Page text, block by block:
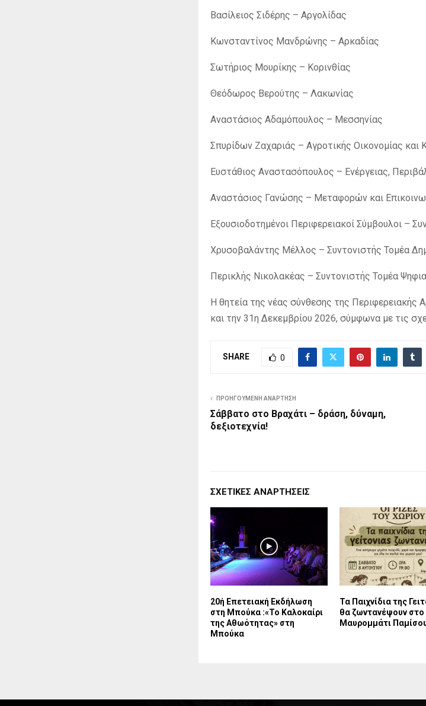
Βασίλειος Σιδέρης – Αργολίδας
Κωνσταντίνος Μανδρώνης – Αρκαδίας
Σωτήριος Μουρίκης – Κορινθίας
Θεόδωρος Βερούτης – Λακωνίας
Αναστάσιος Αδαμόπουλος – Μεσσηνίας
Σπυρίδων Ζαχαριάς – Αγροτικής Οικονομίας και
Ευστάθιος Αναστασόπουλος – Ενέργειας,
Αναστάσιος Γανώσης – Μεταφορών και
Εξουσιοδοτημένοι Περιφερειακοί Σύμβουλοι –
Χρυσοβαλάντης Μέλλος – Συντονιστής Τομέα
Περικλής Νικολακέας – Συντονιστής Τομέα
Η θητεία της νέας σύνθεσης της Περιφερειακής
και την 31η Δεκεμβρίου 2026, σύμφωνα με τις
SHARE 0
ΠΡΟΗΓΟΎΜΕΝΗ ΑΝΆΡΤΗΣΗ
Σάββατο στο Βραχάτι – δράση, δύναμη,
δεξιοτεχνία!
ΣΧΕΤΙΚΈΣ ΑΝΑΡΤΉΣΕΙΣ
20ή Επετειακή Εκδήλωση
στη Μπούκα :«Το Καλοκαίρι
της Αθωότητας» στη
Μπούκα
Τα Παιχνίδια της
θα ζωντανέψουν στο
Μαυρομμάτι